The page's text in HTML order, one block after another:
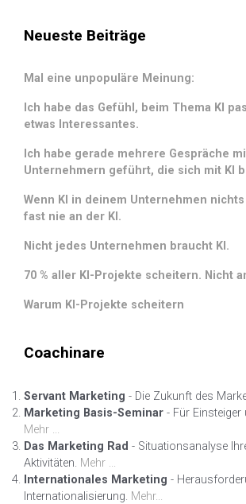
Neueste Beiträge
Mal eine unpopuläre Meinung:
Ich habe das Gefühl, beim Thema KI
etwas Interessantes.
Ich habe gerade mehrere Gespräche
Unternehmern geführt, die sich mit KI
Wenn KI in deinem Unternehmen
fast nie an der KI.
Nicht jedes Unternehmen braucht KI.
70 % aller KI-Projekte scheitern. Nicht
Warum KI-Projekte scheitern
Coachinare
Servant Marketing - Die Zukunft des
Marketing Basis-Seminar - Für
Mehr ...
Das Marketing Rad - Situationsanalyse
Aktivitäten. Mehr ...
Internationales Marketing -
Internationalisierung. Mehr...